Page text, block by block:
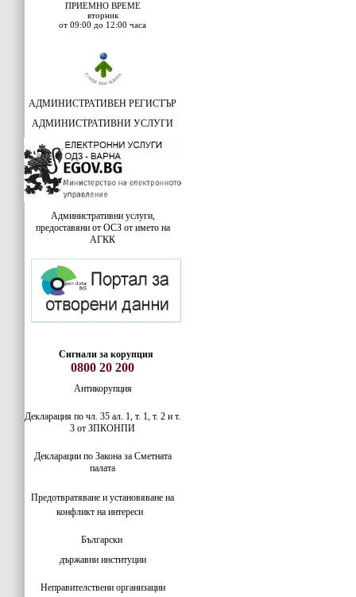
ПРИЕМНО ВРЕМЕ
вторник
от 09:00 до 12:00 часа
АДМИНИСТРАТИВЕН РЕГИСТЪР
АДМИНИСТРАТИВНИ УСЛУГИ
Административни услуги,
предоставяни от ОСЗ от името на
АГКК
Сигнали за корупция
0800 20 200
Антикорупция
Декларация по чл. 35 ал. 1, т. 1, т. 2 и т.
3 от ЗПКОНПИ
Декларации по Закона за Сметната
палата
Предотвратяване и установяване на
конфликт на интереси
Български
държавни институции
Неправителствени организации